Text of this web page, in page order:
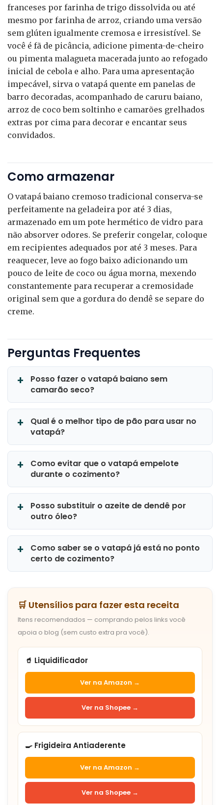
franceses por farinha de trigo dissolvida ou até
mesmo por farinha de arroz, criando uma versão
sem glúten igualmente cremosa e irresistível. Se
você é fã de picância, adicione pimenta-de-cheiro
ou pimenta malagueta macerada junto ao refogado
inicial de cebola e alho. Para uma apresentação
impecável, sirva o vatapá quente em panelas de
barro decoradas, acompanhado de caruru baiano,
arroz de coco bem soltinho e camarões grelhados
extras por cima para decorar e encantar seus
convidados.
Como armazenar
O vatapá baiano cremoso tradicional conserva-se
perfeitamente na geladeira por até 3 dias,
armazenado em um pote hermético de vidro para
não absorver odores. Se preferir congelar, coloque
em recipientes adequados por até 3 meses. Para
reaquecer, leve ao fogo baixo adicionando um
pouco de leite de coco ou água morna, mexendo
constantemente para recuperar a cremosidade
original sem que a gordura do dendê se separe do
creme.
Perguntas Frequentes
Posso fazer o vatapá baiano sem
camarão seco?
Qual é o melhor tipo de pão para usar no
vatapá?
Como evitar que o vatapá empelote
durante o cozimento?
Posso substituir o azeite de dendê por
outro óleo?
Como saber se o vatapá já está no ponto
certo de cozimento?
🛒 Utensílios para fazer esta receita
Itens recomendados — comprando pelos links você
apoia o blog (sem custo extra pra você).
🥤 Liquidificador
Ver na Amazon →
Ver na Shopee →
🍳 Frigideira Antiaderente
Ver na Amazon →
Ver na Shopee →